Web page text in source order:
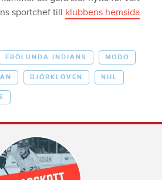
sportchef till klubbens hemsida.
FRÖLUNDA INDIANS MODO
BJÖRKLÖVEN NHL